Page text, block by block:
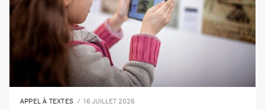
APPEL À TEXTES 16 JUILLET 2026